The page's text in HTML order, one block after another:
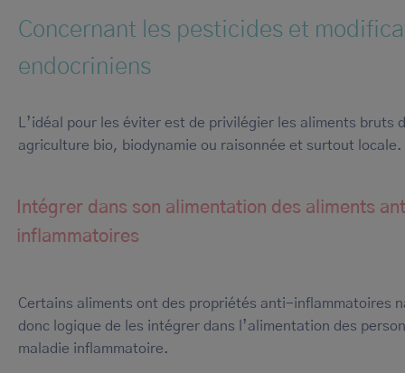
Concernant les pesticides et
endocriniens
L’idéal pour les éviter est de privilégier les aliments bruts
agriculture bio, biodynamie ou raisonnée et surtout locale.
Intégrer dans son alimentation des aliments
inflammatoires
Certains aliments ont des propriétés anti-inflammatoires
donc logique de les intégrer dans l’alimentation des
maladie inflammatoire.